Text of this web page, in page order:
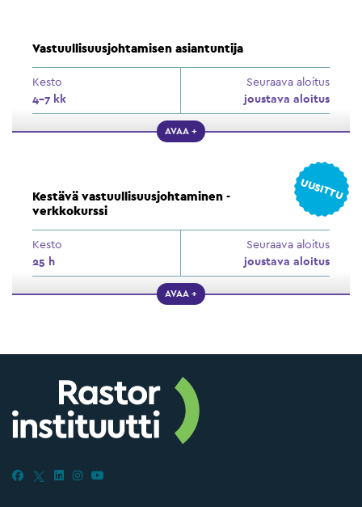
Vastuullisuusjohtamisen asiantuntija
Kesto
4–7 kk
Seuraava aloitus
joustava aloitus
AVAA +
Kestävä vastuullisuusjohtaminen -
verkkokurssi
Kesto
25 h
Seuraava aloitus
joustava aloitus
AVAA +
UUSITTU